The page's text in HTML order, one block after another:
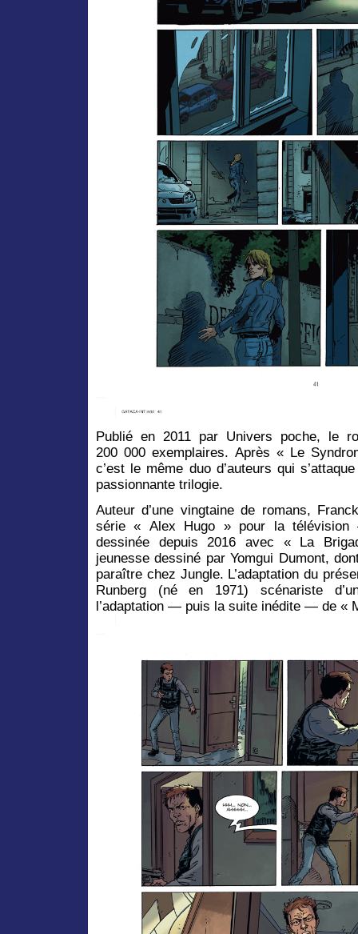
Publié en 2011 par Univers poche, le
200 000 exemplaires. Après « Le
c’est le même duo d’auteurs qui
passionnante trilogie.
Auteur d’une vingtaine de romans,
série « Alex Hugo » pour la
dessinée depuis 2016 avec « La
jeunesse dessiné par Yomgui Dumont,
paraître chez Jungle. L’adaptation du
Runberg (né en 1971) scénariste
l’adaptation — puis la suite inédite — de «